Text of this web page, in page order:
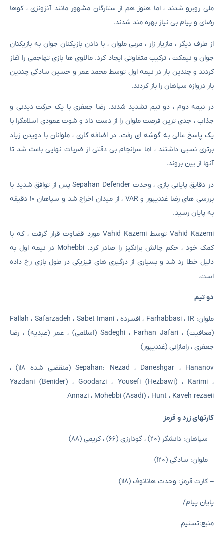
ملی روبرو شدند ، اما هنوز هم از ستارگان مشهور مانند آنزونزی ، کوها
رضای و پیام بی نیاز بهره مند شدند.
از طرف دیگر ، مازیار زار ، مربی ملوان ، با دادن بازیکنان جوان به بازیکنان
جوان و نیمکت ، ترکیب متفاوتی ایجاد کرد. مالاوی ها بازی تهاجمی را آغاز
کردند و چندین بار در نیمه اول توسط محمد عمر و حسین سادگی چندین
بار دروازه سپاهان را باز کردند.
در نیمه دوم ، دو تیم تشدید شدند. رضا جعفری با یک حرکت دیدنی و
جذاب ، جدی ترین فرصت ملوان را از دست داد و شوت عمودی اسلامگرا با
یک پاسخ عالی به گوشه ای رفت. در اضافه کاری ، ملوانان با دویدن زیاد
برتری نسبی داشتند ، اما سرانجام بی دقتی از ضربات نهایی باعث شد تا
آنها از بین بروند.
در دقایق پایانی بازی ، وحدت Sepahan Defender پس از توافق شدید با
بررسی های رضا غندیپور و VAR ، از میدان اخراج شد و سپاهان ۱۰ دقیقه
به پایان رسید.
Vahid Kazemi توسط Vahid Kazemi مورد قضاوت قرار گرفت ، که با
کمک خود ، حکم چالش برانگیز را صادر کرد. Mohebbi در نیمه اول به
دلیل خطا رد شد و بسیاری از درگیری های فیزیکی در طول بازی رخ داده
است.
دو تیم
ملوان: Farhabbasi ، IR ، افسرده ، Fallah ، Safarzadeh ، Sabet Imani
(معافیت) ، Sadeghi ، Farhan Jafari (اسلامی) ، عمر (عبدیه) ، رضا
جعفری ، رامازانی (غندیپور)
Sepahan: Nezad ، Daneshgar ، Hananov (منقضی شده ۱۱۸) ،
Yazdani (Benider) ، Goodarzi ، Yousefi (Hezbawi) ، Karimi ،
Annazi ، Mohebbi (Asadi) ، Hunt ، Kaveh rezaeii
کارتهای زرد و قرمز
– سپاهان: دانشگر (۲۰) ، گودارزی (۶۶) ، کریمی (۸۸)
– ملوان: سادگی (۱۲۰)
– کارت قرمز: وحدت هانانوف (۱۱۸)
پایان پیام/
منبع:تسنیم